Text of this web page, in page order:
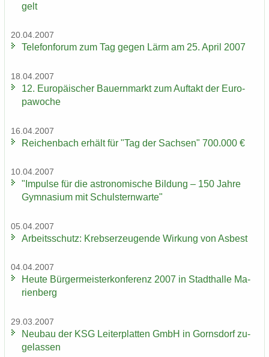
gelt
20.04.2007
Te­le­fon­fo­rum zum Tag gegen Lärm am 25. April 2007
18.04.2007
12. Eu­ro­päi­scher Bau­ern­markt zum Auf­takt der Eu­ro­
pa­wo­che
16.04.2007
Rei­chen­bach er­hält für "Tag der Sach­sen" 700.000 €
10.04.2007
"Im­pul­se für die as­tro­no­mi­sche Bil­dung – 150 Jahre
Gym­na­si­um mit Schul­stern­war­te"
05.04.2007
Ar­beits­schutz: Krebs­er­zeu­gen­de Wir­kung von Asbest
04.04.2007
Heute Bür­ger­meis­ter­kon­fe­renz 2007 in Stadt­hal­le Ma­
ri­en­berg
29.03.2007
Neu­bau der KSG Lei­ter­plat­ten GmbH in Gorns­dorf zu­
ge­las­sen